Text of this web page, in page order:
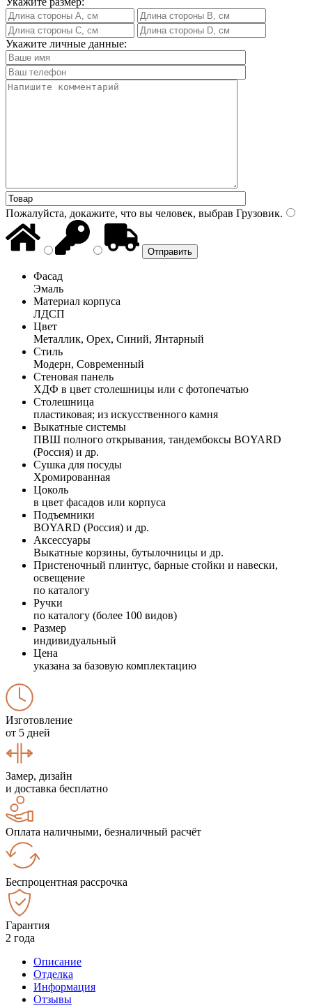
Укажите личные данные:
Пожалуйста, докажите, что вы человек, выбрав Грузовик.
Фасад
Эмаль
Материал корпуса
ЛДСП
Цвет
Металлик, Орех, Синий, Янтарный
Стиль
Модерн, Современный
Стеновая панель
ХДФ в цвет столешницы или с фотопечатью
Столешница
пластиковая; из искусственного камня
Выкатные системы
ПВШ полного открывания, тандембоксы BOYARD
(Россия) и др.
Сушка для посуды
Хромированная
Цоколь
в цвет фасадов или корпуса
Подъемники
BOYARD (Россия) и др.
Аксессуары
Выкатные корзины, бутылочницы и др.
Пристеночный плинтус, барные стойки и навески,
освещение
по каталогу
Ручки
по каталогу (более 100 видов)
Размер
индивидуальный
Цена
указана за базовую комплектацию
Изготовление
от 5 дней
Замер, дизайн
и доставка бесплатно
Оплата наличными, безналичный расчёт
Беспроцентная рассрочка
Гарантия
2 года
Описание
Отделка
Информация
Отзывы